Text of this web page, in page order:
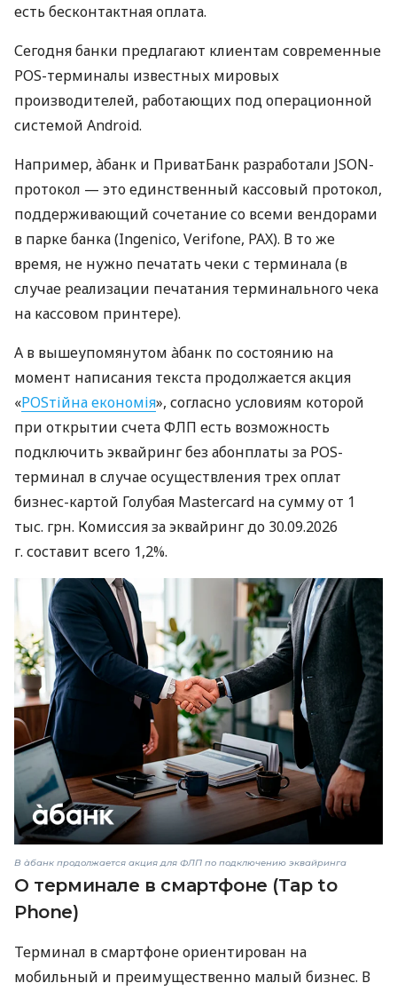
есть бесконтактная оплата.
Сегодня банки предлагают клиентам современные
POS-терминалы известных мировых
производителей, работающих под операционной
системой Android.
Например, àбанк и ПриватБанк разработали JSON-
протокол — это единственный кассовый протокол,
поддерживающий сочетание со всеми вендорами
в парке банка (Ingenico, Verifone, PAX). В то же
время, не нужно печатать чеки с терминала (в
случае реализации печатания терминального чека
на кассовом принтере).
А в вышеупомянутом àбанк по состоянию на
момент написания текста продолжается акция
«POSтійна економія», согласно условиям которой
при открытии счета ФЛП есть возможность
подключить эквайринг без абонплаты за POS-
терминал в случае осуществления трех оплат
бизнес-картой Голубая Mastercard на сумму от 1
тыс. грн. Комиссия за эквайринг до 30.09.2026
г. составит всего 1,2%.
В àбанк продолжается акция для ФЛП по подключению эквайринга
О терминале в смартфоне (Tap to
Phone)
Терминал в смартфоне ориентирован на
мобильный и преимущественно малый бизнес. В